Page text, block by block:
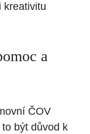
kreativitu
a
ČOV
být důvod k